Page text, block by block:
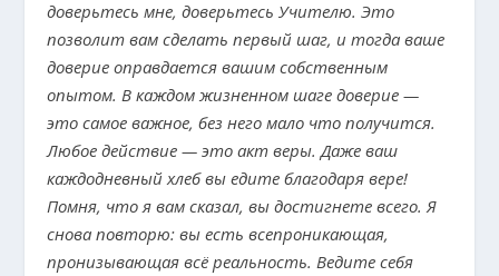
доверьтесь мне, доверьтесь Учителю. Это
позволит вам сделать первый шаг, и тогда ваше
доверие оправдается вашим собственным
опытом. В каждом жизненном шаге доверие —
это самое важное, без него мало что получится.
Любое действие — это акт веры. Даже ваш
каждодневный хлеб вы едите благодаря вере!
Помня, что я вам сказал, вы достигнете всего. Я
снова повторю: вы есть всепроникающая,
пронизывающая всё реальность. Ведите себя